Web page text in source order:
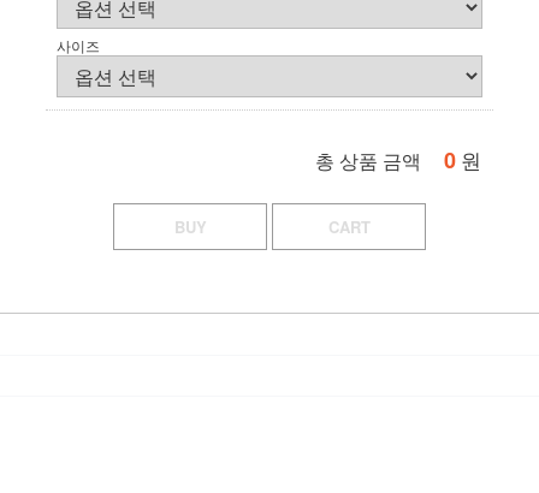
사이즈
총 상품 금액 0 원
BUY CART